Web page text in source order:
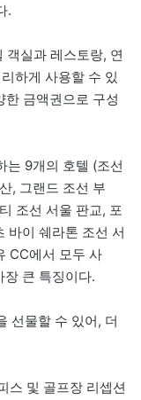
.
객실과 레스토랑, 연
하게 사용할 수 있
금액권으로 구성
는 9개의 호텔 (조선
, 그랜드 조선 부
조선 서울 판교, 포
바이 쉐라톤 조선 서
CC에서 모두 사
장 큰 특징이다.
선물할 수 있어, 더
스 및 골프장 리셉션